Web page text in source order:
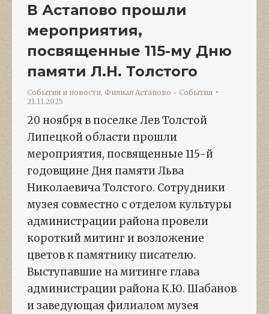
В Астапово прошли
мероприятия,
посвященные 115-му Дню
памяти Л.Н. Толстого
События и новости, Филиал Астапово - События
21.11.2025
20 ноября в поселке Лев Толстой
Липецкой области прошли
мероприятия, посвященные 115-й
годовщине Дня памяти Льва
Николаевича Толстого. Сотрудники
музея совместно с отделом культуры
администрации района провели
короткий митинг и возложение
цветов к памятнику писателю.
Выступавшие на митинге глава
администрации района К.Ю. Шабанов
и заведующая филиалом музея